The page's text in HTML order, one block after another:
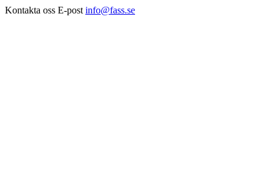
Kontakta oss E-post info@fass.se